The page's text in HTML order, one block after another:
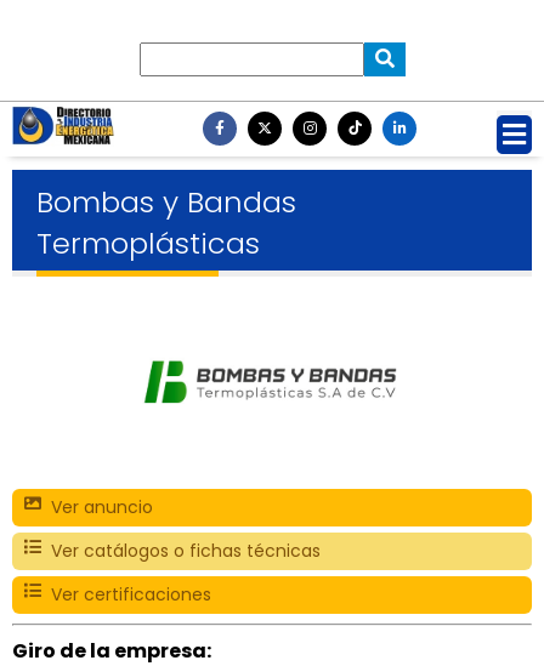
Bombas y Bandas
Termoplásticas
Ver anuncio
Ver catálogos o fichas técnicas
Ver certificaciones
Giro de la empresa: